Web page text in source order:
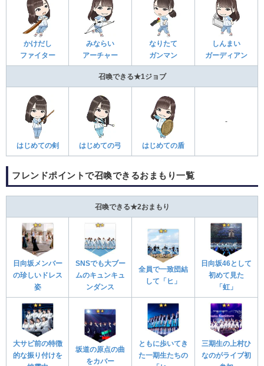
かけだし
ファイター
みならい
アーチャー
なりたて
ガンマン
しんまい
ガーディアン
召喚できる★1ジョブ
はじめての剣 はじめての弓 はじめての盾
‐
フレンドポイントで召喚できるおまもり一覧
召喚できる★2おまもり
日向坂メンバー
の珍しいドレス
姿
SNSでも大ブー
ムのキュンキュ
ンダンス
全員で一致団結
して「ヒ」
日向坂46として
初めて見た
「虹」
大サビ前の特徴
的な振り付けを
坂道の原点の曲
をカバー
ともに歩いてき
た一期生たちの
三期生の上村ひ
なのがライブ初